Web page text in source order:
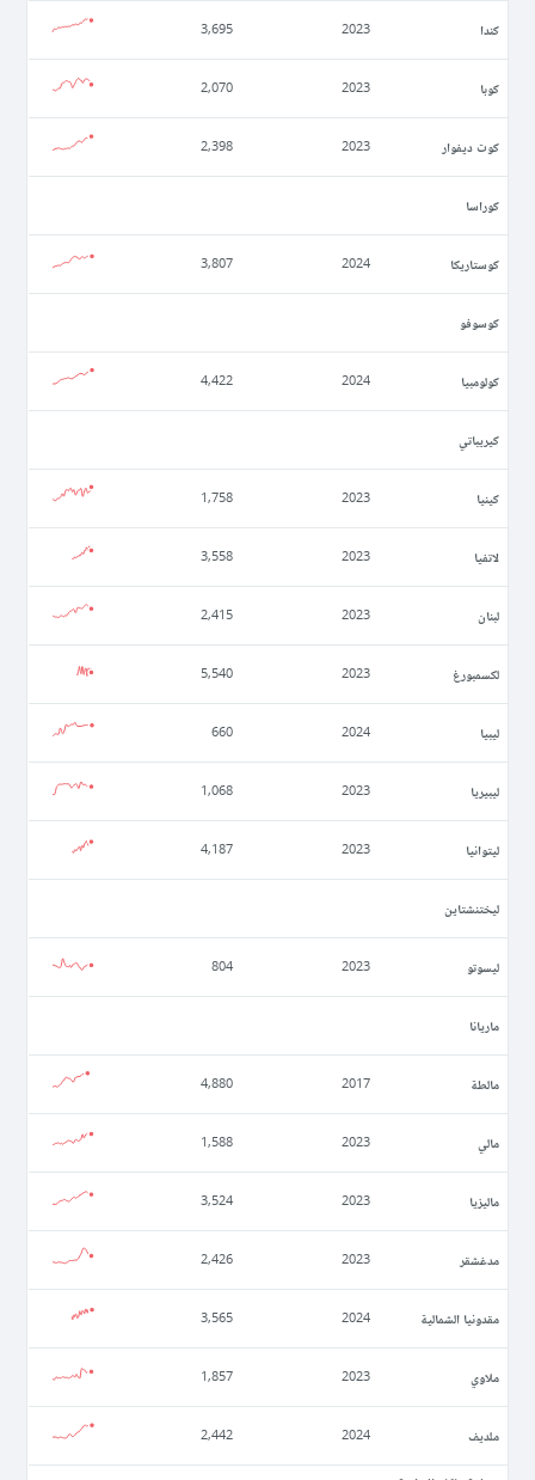
كندا 2023
3,695
كوبا 2023
2,070
كوت ديفوار 2023
2,398
كوراسا
كوستاريكا 2024
3,807
كوسوفو
كولومبيا 2024
4,422
كيريباتي
كينيا 2023
1,758
لاتفيا 2023
3,558
لبنان 2023
2,415
لكسمبورغ 2023
5,540
ليبيا 2024
660
ليبيريا 2023
1,068
ليتوانيا 2023
4,187
ليختنشتاين
ليسوتو 2023
804
ماريانا
مالطة 2017
4,880
مالي 2023
1,588
ماليزيا 2023
3,524
مدغشقر 2023
2,426
مقدونيا الشمالية 2024
3,565
ملاوي 2023
1,857
ملديف 2024
2,442